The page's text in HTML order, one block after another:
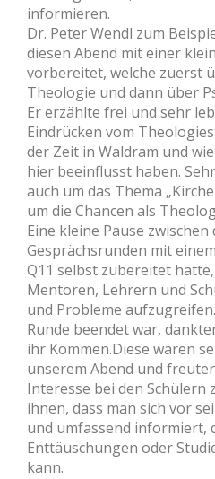
informieren.
Dr. Peter Wendl zum
diesen Abend mit einer
vorbereitet, welche zuerst
Theologie und dann über
Er erzählte frei und sehr
Eindrücken vom
der Zeit in Waldram und
hier beeinflusst haben.
auch um das Thema
um die Chancen als
Eine kleine Pause zwischen
Gesprächsrunden mit
Q11 selbst zubereitet
Mentoren, Lehrern und
und Probleme
Runde beendet war,
ihr Kommen.Diese waren
unserem Abend und
Interesse bei den Schülern
ihnen, dass man sich vor
und umfassend informiert,
Enttäuschungen oder
kann.